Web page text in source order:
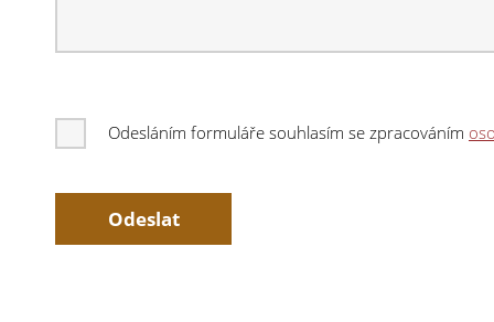
Odesláním formuláře souhlasím se zpracováním